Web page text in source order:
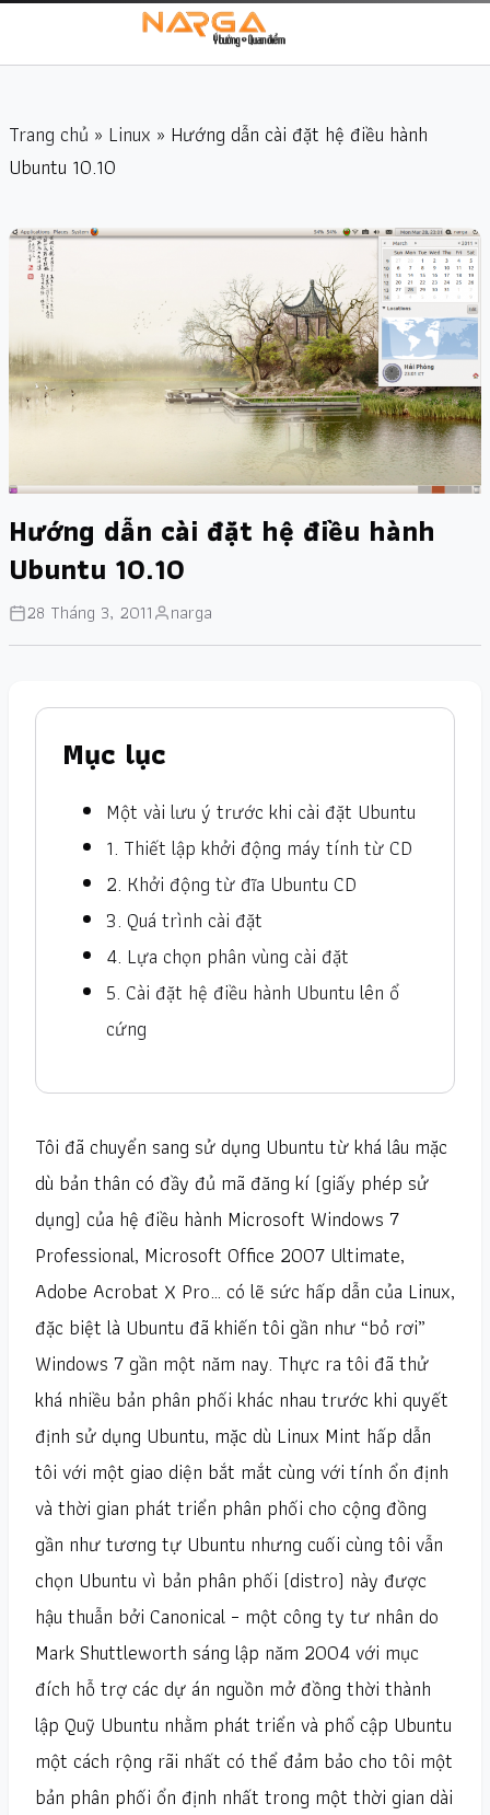
Trang chủ » Linux » Hướng dẫn cài đặt hệ điều hành
Ubuntu 10.10
Hướng dẫn cài đặt hệ điều hành
Ubuntu 10.10
28 Tháng 3, 2011 narga
Mục lục
Một vài lưu ý trước khi cài đặt Ubuntu
1. Thiết lập khởi động máy tính từ CD
2. Khởi động từ đĩa Ubuntu CD
3. Quá trình cài đặt
4. Lựa chọn phân vùng cài đặt
5. Cài đặt hệ điều hành Ubuntu lên ổ
cứng
Tôi đã chuyển sang sử dụng Ubuntu từ khá lâu mặc
dù bản thân có đầy đủ mã đăng kí (giấy phép sử
dụng) của hệ điều hành Microsoft Windows 7
Professional, Microsoft Office 2007 Ultimate,
Adobe Acrobat X Pro… có lẽ sức hấp dẫn của Linux,
đặc biệt là Ubuntu đã khiến tôi gần như “bỏ rơi”
Windows 7 gần một năm nay. Thực ra tôi đã thử
khá nhiều bản phân phối khác nhau trước khi quyết
định sử dụng Ubuntu, mặc dù Linux Mint hấp dẫn
tôi với một giao diện bắt mắt cùng với tính ổn định
và thời gian phát triển phân phối cho cộng đồng
gần như tương tự Ubuntu nhưng cuối cùng tôi vẫn
chọn Ubuntu vì bản phân phối (distro) này được
hậu thuẫn bởi Canonical – một công ty tư nhân do
Mark Shuttleworth sáng lập năm 2004 với mục
đích hỗ trợ các dự án nguồn mở đồng thời thành
lập Quỹ Ubuntu nhằm phát triển và phổ cập Ubuntu
một cách rộng rãi nhất có thể đảm bảo cho tôi một
bản phân phối ổn định nhất trong một thời gian dài